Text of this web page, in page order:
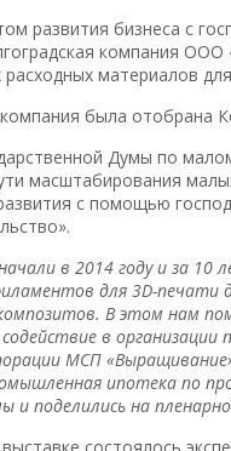
развития бизнеса с
компания
материалов
была отобрана
Думы по
масштабирования
с помощью
в 2014 году и за
для 3D-печати
В этом нам
в
МСП
ипотека по
и поделились на